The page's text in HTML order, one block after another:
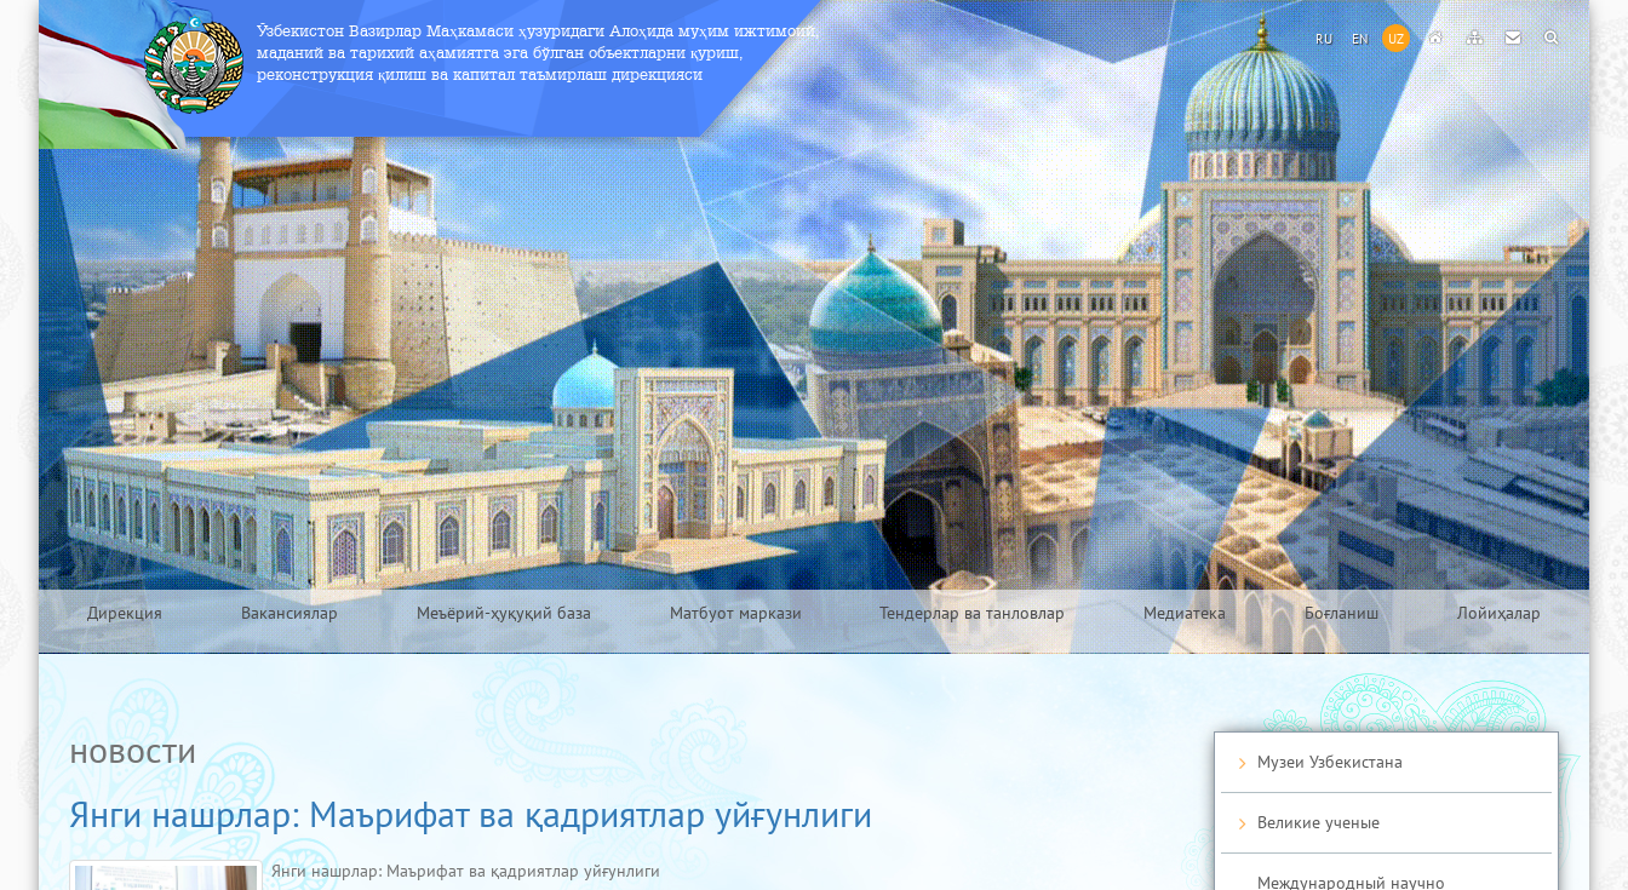
RU EN UZ
Ўзбекистон Вазирлар Маҳкамаси ҳузуридаги Алоҳида муҳим ижтимоий,
маданий ва тарихий аҳамиятга эга бўлган объектларни қуриш,
реконструкция қилиш ва капитал таъмирлаш дирекцияси
Дирекция Вакансиялар Меъёрий-ҳуқуқий база Матбуот маркази Тендерлар ва танловлар Медиатека Боғланиш Лойиҳалар
новости
Янги нашрлар: Маърифат ва қадриятлар уйғунлиги
Янги нашрлар: Маърифат ва қадриятлар уйғунлиги
Музеи Узбекистана
Великие ученые
Международный научно